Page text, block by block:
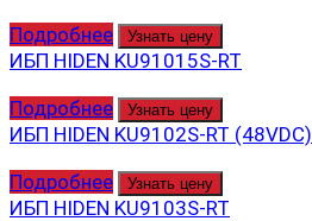
Подробнее
Узнать цену
ИБП HIDEN KU91015S-RT
Подробнее
Узнать цену
ИБП HIDEN KU9102S-RT (48VDC)
Подробнее
Узнать цену
ИБП HIDEN KU9103S-RT